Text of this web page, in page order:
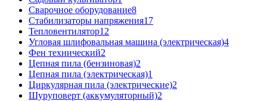
Сварочное оборудование8
Стабилизаторы напряжения17
Тепловентилятор12
Угловая шлифовальная машина (электрическая)4
Фен технический2
Цепная пила (бензиновая)2
Цепная пила (электрическая)1
Циркулярная пила (электрические)2
Шуруповерт (аккумуляторный)2